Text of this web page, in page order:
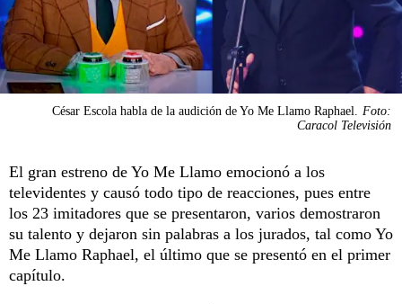
César Escola habla de la audición de Yo Me Llamo Raphael. Foto:
Caracol Televisión
El gran estreno de Yo Me Llamo emocionó a los
televidentes y causó todo tipo de reacciones, pues entre
los 23 imitadores que se presentaron, varios demostraron
su talento y dejaron sin palabras a los jurados, tal como Yo
Me Llamo Raphael, el último que se presentó en el primer
capítulo.